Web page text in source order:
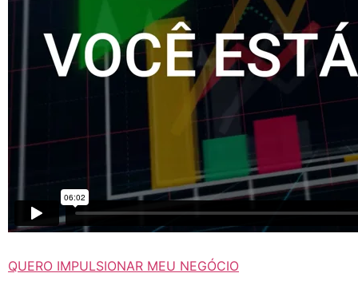
QUERO IMPULSIONAR MEU NEGÓCIO